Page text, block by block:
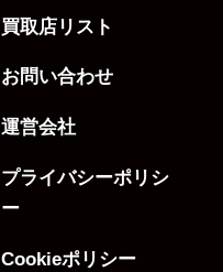
買取店リスト
お問い合わせ
運営会社
プライバシーポリシ
ー
Cookieポリシー